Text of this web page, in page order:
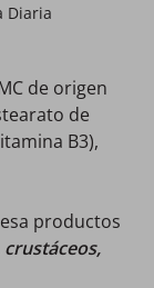
Diaria
de origen
de
B3),
productos
crustáceos,